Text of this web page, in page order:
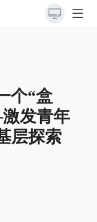
个“盒
发青年
层探索